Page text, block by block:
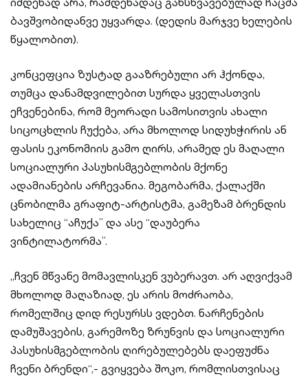
ბავშვობიდანვე უყვარდა. (დედის მარჯვე ხელების
წყალობით).
კონცეფცია ზუსტად გააზრებული არ ჰქონდა,
თუმცა დანამდვილებით სურდა ყველასთვის
ეჩვენებინა, რომ მეორადი სამოსითვის ახალი
სიცოცხლის ჩუქება, არა მხოლოდ სიდუხჭირის ან
ფასის ეკონომიის გამო ღირს, არამედ ეს მაღალი
სოციალური პასუხისმგებლობის მქონე
ადამიანების არჩევანია. მეგობარმა, ქალაქში
ცნობილმა გრაფიტ-არტისტმა, გამეზამ ბრენდის
სახელიც “აჩუქა” და ასე “დაუბერა
ვინტილატორმა”.
„ჩვენ მწვანე მომავლისკენ ვუბერავთ. არ აღვიქვამ
მხოლოდ მაღაზიად, ეს არის მოძრაობა,
რომელშიც დიდ რესურსს ვდებთ. ნარჩენების
დამუშავების, გარემოზე ზრუნვის და სოციალური
პასუხისმგებლობის ღირებულებებს დაეფუძნა
ჩვენი ბრენდი“,- გვიყვება შოკო, რომლისთვისაც